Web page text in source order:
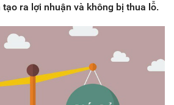
tạo ra lợi nhuận và không bị thua lỗ.